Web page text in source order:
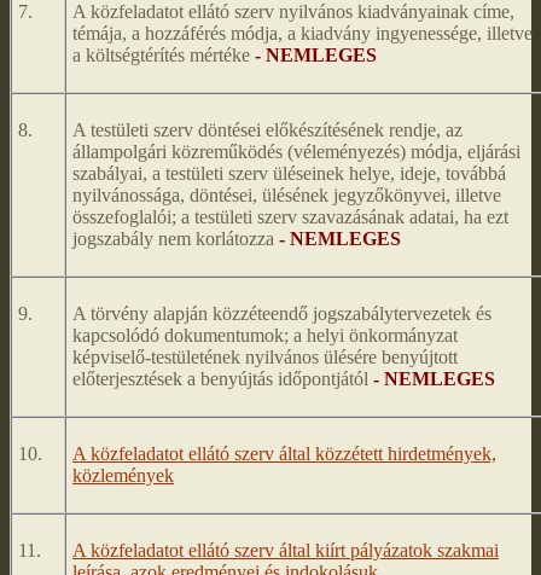
7.
A közfeladatot ellátó szerv nyilvános kiadványainak címe,
témája, a hozzáférés módja, a kiadvány ingyenessége, illetve
a költségtérítés mértéke - NEMLEGES
8.
A testületi szerv döntései előkészítésének rendje, az
állampolgári közreműködés (véleményezés) módja, eljárási
szabályai, a testületi szerv üléseinek helye, ideje, továbbá
nyilvánossága, döntései, ülésének jegyzőkönyvei, illetve
összefoglalói; a testületi szerv szavazásának adatai, ha ezt
jogszabály nem korlátozza - NEMLEGES
9.
A törvény alapján közzéteendő jogszabálytervezetek és
kapcsolódó dokumentumok; a helyi önkormányzat
képviselő-testületének nyilvános ülésére benyújtott
előterjesztések a benyújtás időpontjától - NEMLEGES
10.
A közfeladatot ellátó szerv által közzétett hirdetmények,
közlemények
11.
A közfeladatot ellátó szerv által kiírt pályázatok szakmai